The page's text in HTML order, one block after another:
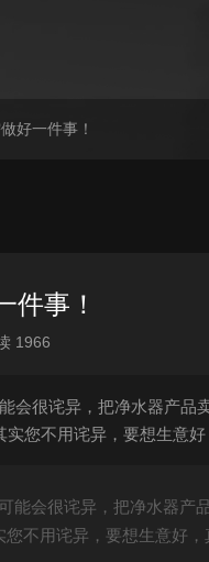
好一件事！
件事！
1966
会很诧异，把净水器产品
您不用诧异，要想生意好
能会很诧异，把净水器产
不用诧异，要想生意好，